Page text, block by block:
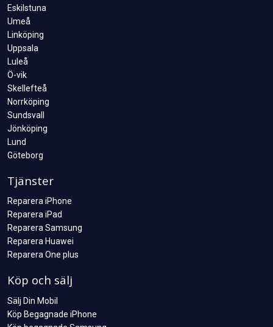
Eskilstuna
Umeå
Linköping
Uppsala
Luleå
Ö-vik
Skellefteå
Norrköping
Sundsvall
Jönköping
Lund
Göteborg
Tjänster
Reparera iPhone
Reparera iPad
Reparera Samsung
Reparera Huawei
Reparera One plus
Köp och sälj
Sälj Din Mobil
Köp Begagnade iPhone